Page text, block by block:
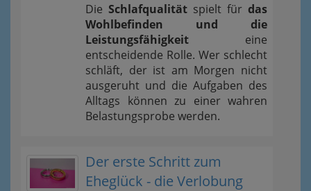
Die Schlafqualität spielt für das
Wohlbefinden und die
Leistungsfähigkeit eine
entscheidende Rolle. Wer schlecht
schläft, der ist am Morgen nicht
ausgeruht und die Aufgaben des
Alltags können zu einer wahren
Belastungsprobe werden.
Der erste Schritt zum
Eheglück - die Verlobung